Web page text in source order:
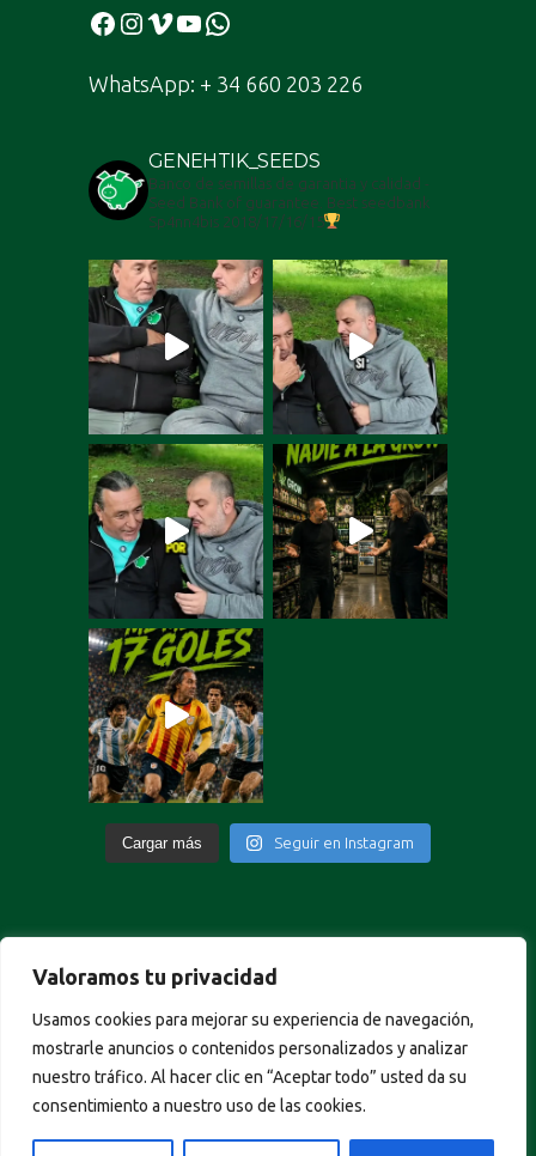
Valoramos tu privacidad
Usamos cookies para mejorar su experiencia de navegación,
mostrarle anuncios o contenidos personalizados y analizar
nuestro tráfico. Al hacer clic en “Aceptar todo” usted da su
consentimiento a nuestro uso de las cookies.
Facebook
Instagram
Vimeo
YouTube
WhatsApp
WhatsApp: + 34 660 203 226
GENEHTIK_SEEDS
Banco de semillas de garantia y calidad -
Seed Bank of guarantee. Best seedbank
Sp4nn4bis 2018/17/16/15
Cargar más Seguir en Instagram
English
French
Italian
German